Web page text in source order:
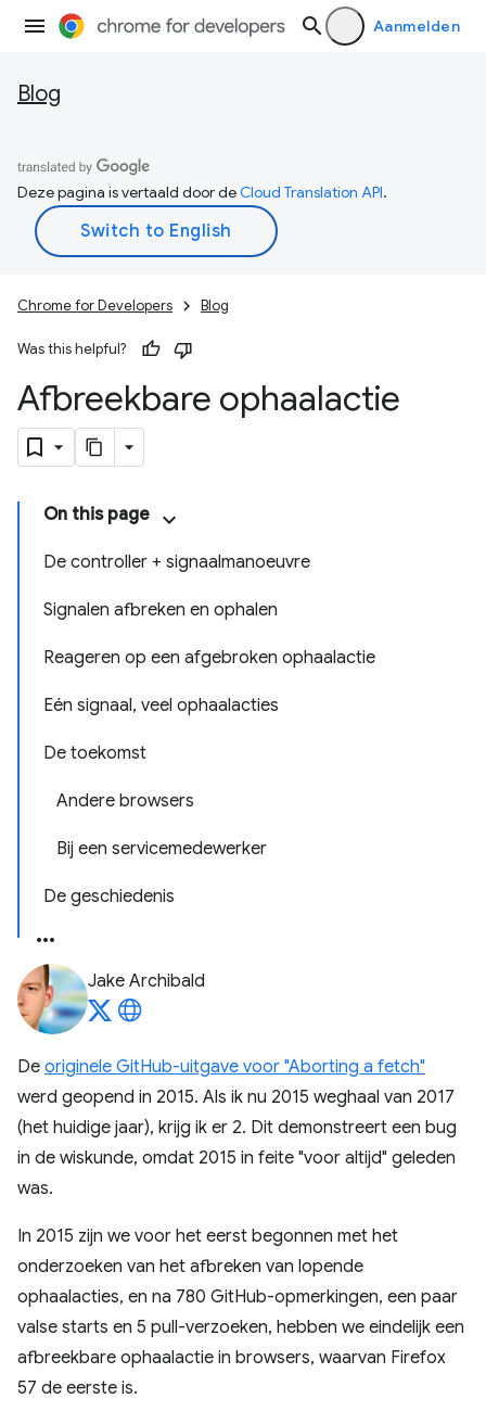
Aanmelden
Blog
Deze pagina is vertaald door deCloud Translation API.
Chrome for Developers Blog
Was this helpful?
Afbreekbare ophaalactie
On this page
De controller + signaalmanoeuvre
Signalen afbreken en ophalen
Reageren op een afgebroken ophaalactie
Eén signaal, veel ophaalacties
De toekomst
Andere browsers
Bij een servicemedewerker
De geschiedenis
Jake Archibald
De originele GitHub-uitgave voor "Aborting a fetch"
werd geopend in 2015. Als ik nu 2015 weghaal van 2017
(het huidige jaar), krijg ik er 2. Dit demonstreert een bug
in de wiskunde, omdat 2015 in feite "voor altijd" geleden
was.
In 2015 zijn we voor het eerst begonnen met het
onderzoeken van het afbreken van lopende
ophaalacties, en na 780 GitHub-opmerkingen, een paar
valse starts en 5 pull-verzoeken, hebben we eindelijk een
afbreekbare ophaalactie in browsers, waarvan Firefox
57 de eerste is.